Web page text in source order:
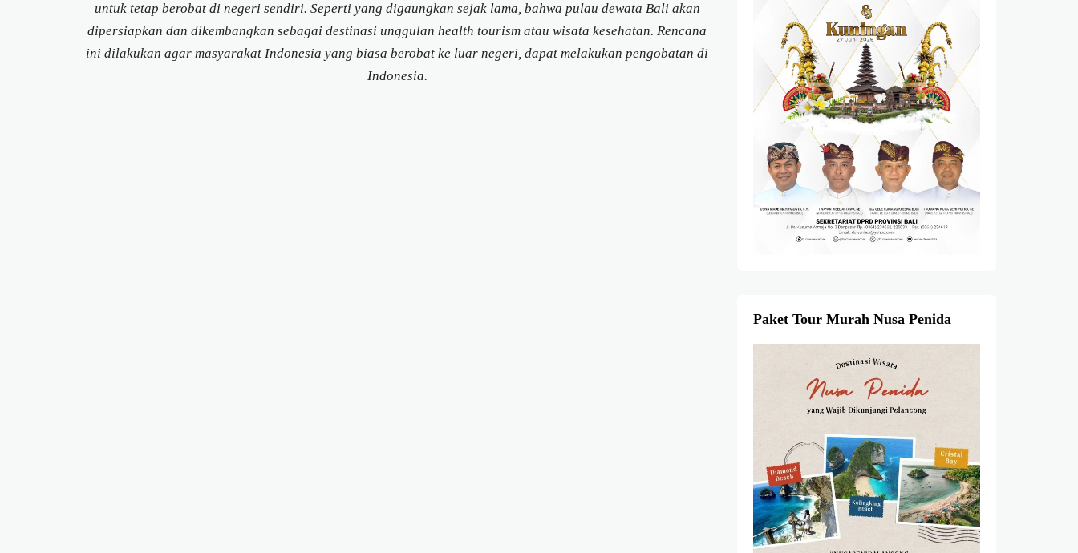
untuk tetap berobat di negeri sendiri. Seperti yang digaungkan sejak lama, bahwa pulau dewata Bali akan
dipersiapkan dan dikembangkan sebagai destinasi unggulan health tourism atau wisata kesehatan. Rencana
ini dilakukan agar masyarakat Indonesia yang biasa berobat ke luar negeri, dapat melakukan pengobatan di
Indonesia.
Paket Tour Murah Nusa Penida